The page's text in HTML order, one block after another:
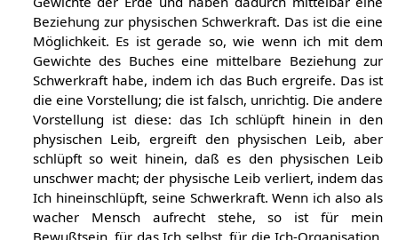
Beziehung zur physischen Schwerkraft. Das ist die eine
Möglichkeit. Es ist gerade so, wie wenn ich mit dem
Gewichte des Buches eine mittelbare Beziehung zur
Schwerkraft habe, indem ich das Buch ergreife. Das ist
die eine Vorstellung; die ist falsch, unrichtig. Die andere
Vorstellung ist diese: das Ich schlüpft hinein in den
physischen Leib, ergreift den physischen Leib, aber
schlüpft so weit hinein, daß es den physischen Leib
unschwer macht; der physische Leib verliert, indem das
Ich hineinschlüpft, seine Schwerkraft. Wenn ich also als
wacher Mensch aufrecht stehe, so ist für mein